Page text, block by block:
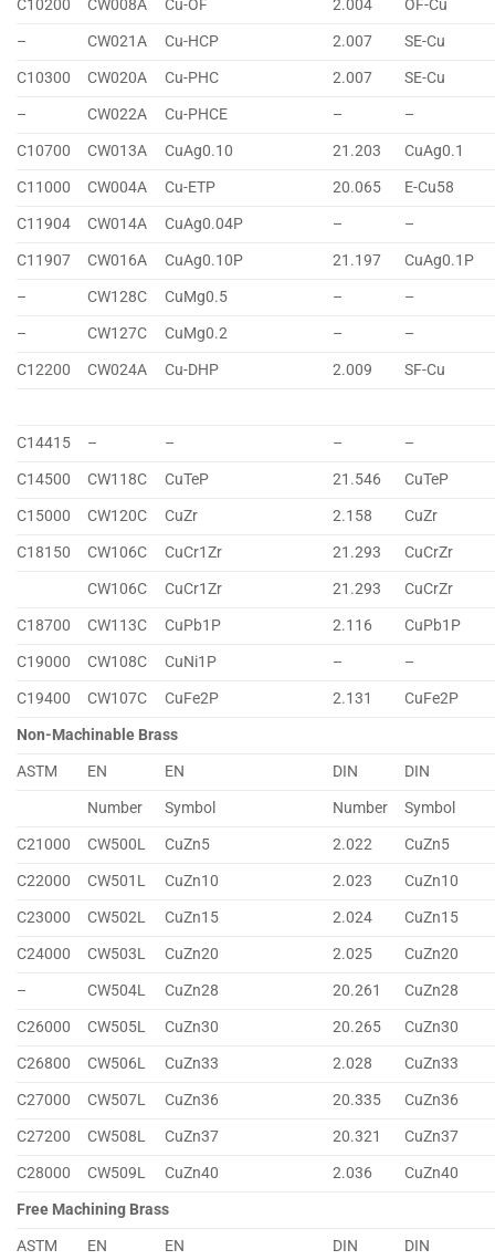
C10200
CW008A Cu-OF 2.004
OF-Cu
–
CW021A Cu-HCP 2.007
SE-Cu
C10300
CW020A Cu-PHC 2.007
SE-Cu
–
CW022A Cu-PHCE –
–
C10700
CW013A CuAg0.10 21.203
CuAg0.1
C11000
CW004A Cu-ETP 20.065
E-Cu58
C11904
CW014A CuAg0.04P –
–
C11907
CW016A CuAg0.10P 21.197
CuAg0.1P
–
CW128C CuMg0.5 –
–
–
CW127C CuMg0.2 –
–
C12200
CW024A Cu-DHP 2.009 SF-Cu
C14415 – – –
–
C14500
CW118C CuTeP 21.546
CuTeP
C15000
CW120C CuZr 2.158
CuZr
C18150
CW106C CuCr1Zr 21.293
CuCrZr
CW106C
CuCr1Zr 21.293
CuCrZr
C18700
CW113C CuPb1P 2.116
CuPb1P
C19000
CW108C CuNi1P –
–
C19400
CW107C CuFe2P 2.131
CuFe2P
Non-Machinable Brass
ASTM
EN EN DIN
DIN
Number
Symbol Number
Symbol
C21000
CW500L CuZn5 2.022
CuZn5
C22000
CW501L CuZn10 2.023
CuZn10
C23000
CW502L CuZn15 2.024
CuZn15
C24000
CW503L CuZn20 2.025
CuZn20
–
CW504L CuZn28 20.261
CuZn28
C26000
CW505L CuZn30 20.265
CuZn30
C26800
CW506L CuZn33 2.028
CuZn33
C27000
CW507L CuZn36 20.335
CuZn36
C27200
CW508L CuZn37 20.321
CuZn37
C28000
CW509L CuZn40 2.036
CuZn40
Free Machining Brass
ASTM
EN EN DIN DIN